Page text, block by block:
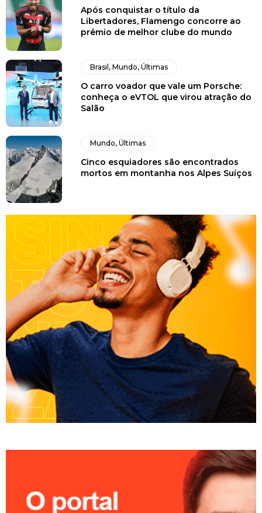
Após conquistar o título da
Libertadores, Flamengo concorre ao
prêmio de melhor clube do mundo
Brasil ,Mundo,Últimas
O carro voador que vale um Porsche:
conheça o eVTOL que virou atração do
Salão
Mundo,Últimas
Cinco esquiadores são encontrados
mortos em montanha nos Alpes Suíços